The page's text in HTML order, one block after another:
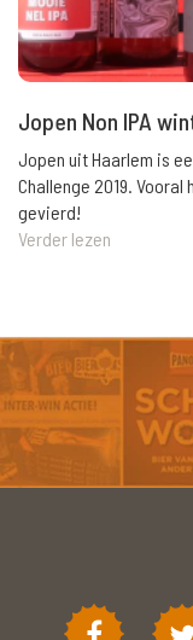
Jopen Non IPA
Jopen uit Haarlem is
Challenge 2019.
gevierd!
Verder lezen